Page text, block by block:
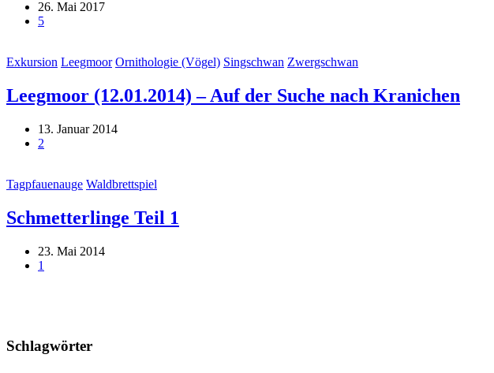
26. Mai 2017
5
Exkursion Leegmoor Ornithologie (Vögel) Singschwan Zwergschwan
Leegmoor (12.01.2014) – Auf der Suche nach Kranichen
13. Januar 2014
2
Tagpfauenauge Waldbrettspiel
Schmetterlinge Teil 1
23. Mai 2014
1
Schlagwörter